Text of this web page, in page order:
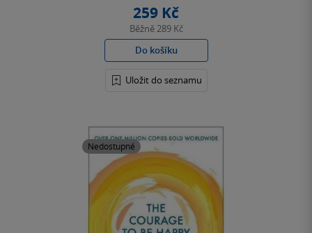
259 Kč
Běžně289 Kč
Do košíku
Uložit do seznamu
Nedostupné